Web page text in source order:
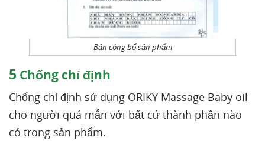
Bản công bố sản phẩm
5 Chống chỉ định
Chống chỉ định sử dụng ORIKY Massage Baby oil
cho người quá mẫn với bất cứ thành phần nào
có trong sản phẩm.